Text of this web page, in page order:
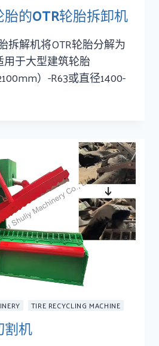
的OTR轮胎拆卸机
拆解机将OTR轮胎分解为
于大型建筑轮胎
）-R63或直径1400-
TIRE RECYCLING MACHINE
机